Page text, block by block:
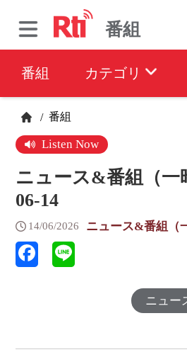
番組
番組 カテゴリ
/ 番組
Listen Now
ニュース&番組（一
06-14
14/06/2026 ニュース&番組（
ニュー